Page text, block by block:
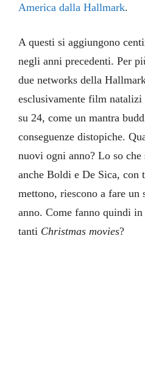
America dalla Hallmark.
A questi si aggiungono
negli anni precedenti. Per
due networks della
esclusivamente film
su 24, come un mantra
conseguenze distopiche.
nuovi ogni anno? Lo so che
anche Boldi e De Sica, con
mettono, riescono a fare
anno. Come fanno quindi
tanti Christmas movies?